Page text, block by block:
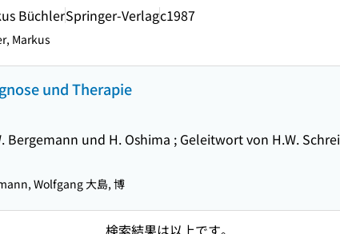
BüchlerSpringer-Verlagc1987
Markus
und Therapie
Bergemann und H. Oshima ; Geleitwort von H.W.
Wolfgang 大島, 博
検索結果は以上です。